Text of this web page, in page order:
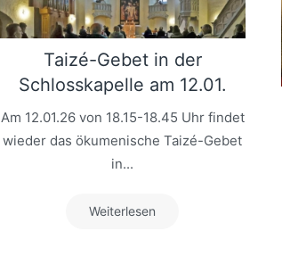
Taizé-Gebet in der
Schlosskapelle am 12.01.
Am 12.01.26 von 18.15-18.45 Uhr findet
wieder das ökumenische Taizé-Gebet
in...
Weiterlesen